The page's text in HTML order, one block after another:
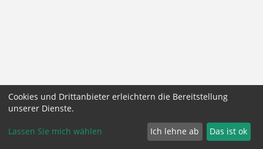
Cookies und Drittanbieter erleichtern die Bereitstellung
unserer Dienste.
Lassen Sie mich wählen Ich lehne ab Das ist ok